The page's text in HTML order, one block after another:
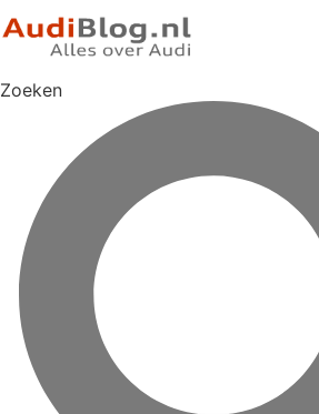
Zoeken